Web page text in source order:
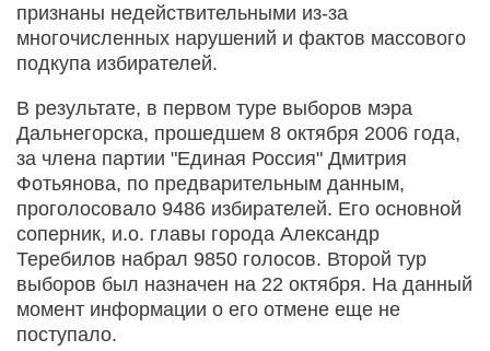
признаны недействительными из-за
многочисленных нарушений и фактов массового
подкупа избирателей.
В результате, в первом туре выборов мэра
Дальнегорска, прошедшем 8 октября 2006 года,
за члена партии "Единая Россия" Дмитрия
Фотьянова, по предварительным данным,
проголосовало 9486 избирателей. Его основной
соперник, и.о. главы города Александр
Теребилов набрал 9850 голосов. Второй тур
выборов был назначен на 22 октября. На данный
момент информации о его отмене еще не
поступало.